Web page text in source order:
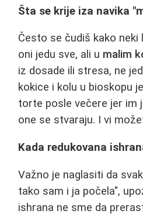
Šta se krije iza navika
Često se čudiš kako neki
oni jedu sve, ali u malim
iz dosade ili stresa, ne
kokice i kolu u bioskopu
torte posle večere jer im
one se stvaraju. I vi
Kada redukovana
Važno je naglasiti da
tako sam i ja počela",
ishrana ne sme da